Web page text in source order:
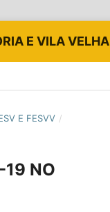
E VILA VELHA
E FESVV /
19 NO